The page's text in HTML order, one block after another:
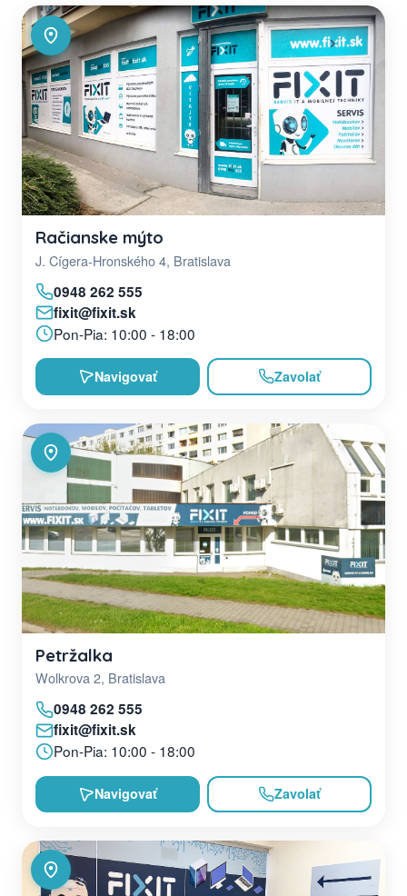
Račianske mýto
J. Cígera-Hronského 4, Bratislava
0948 262 555
fixit@fixit.sk
Pon-Pia: 10:00 - 18:00
Navigovať Zavolať
Petržalka
Wolkrova 2, Bratislava
0948 262 555
fixit@fixit.sk
Pon-Pia: 10:00 - 18:00
Navigovať Zavolať